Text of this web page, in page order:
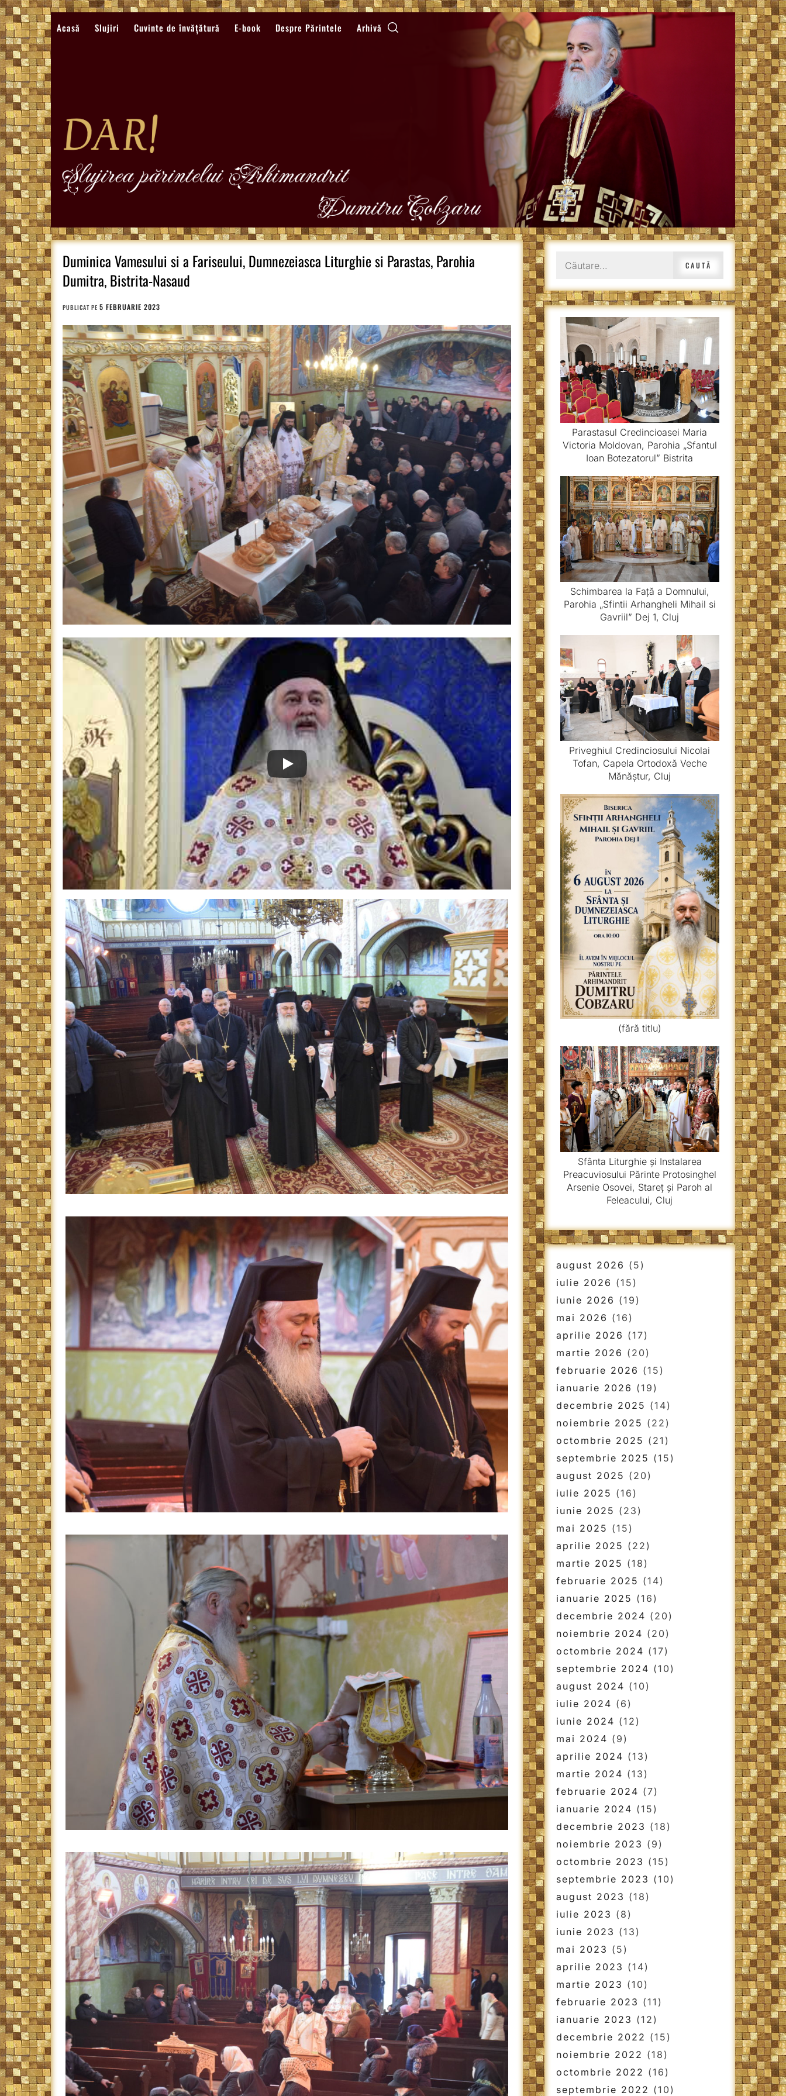
Sari
la
conținut
Acasă Slujiri Cuvinte de învățătură E-book Despre Părintele Arhivă
Duminica Vamesului si a Fariseului, Dumnezeiasca Liturghie si Parastas, Parohia
Dumitra, Bistrita-Nasaud
PUBLICAT PE 5 FEBRUARIE 2023
după:
Parastasul Credincioasei Maria
Victoria Moldovan, Parohia „Sfantul
Ioan Botezatorul” Bistrita
Schimbarea la Față a Domnului,
Parohia „Sfintii Arhangheli Mihail si
Gavriil” Dej 1, Cluj
Priveghiul Credinciosului Nicolai
Tofan, Capela Ortodoxă Veche
Mănăștur, Cluj
(fără titlu)
Sfânta Liturghie și Instalarea
Preacuviosului Părinte Protosinghel
Arsenie Osovei, Stareț și Paroh al
Feleacului, Cluj
august 2026 (5)
iulie 2026 (15)
iunie 2026 (19)
mai 2026 (16)
aprilie 2026 (17)
martie 2026 (20)
februarie 2026 (15)
ianuarie 2026 (19)
decembrie 2025 (14)
noiembrie 2025 (22)
octombrie 2025 (21)
septembrie 2025 (15)
august 2025 (20)
iulie 2025 (16)
iunie 2025 (23)
mai 2025 (15)
aprilie 2025 (22)
martie 2025 (18)
februarie 2025 (14)
ianuarie 2025 (16)
decembrie 2024 (20)
noiembrie 2024 (20)
octombrie 2024 (17)
septembrie 2024 (10)
august 2024 (10)
iulie 2024 (6)
iunie 2024 (12)
mai 2024 (9)
aprilie 2024 (13)
martie 2024 (13)
februarie 2024 (7)
ianuarie 2024 (15)
decembrie 2023 (18)
noiembrie 2023 (9)
octombrie 2023 (15)
septembrie 2023 (10)
august 2023 (18)
iulie 2023 (8)
iunie 2023 (13)
mai 2023 (5)
aprilie 2023 (14)
martie 2023 (10)
februarie 2023 (11)
ianuarie 2023 (12)
decembrie 2022 (15)
noiembrie 2022 (18)
octombrie 2022 (16)
septembrie 2022 (10)